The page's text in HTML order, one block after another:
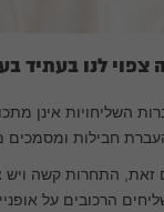
צפוי לנו בעתיד
השליחויות אינן
חבילות ומסמכים
זאת, התחרות קשה ויש
הרכובים על